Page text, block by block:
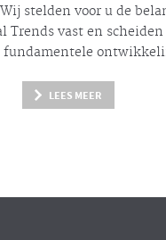
stelden voor u de
Trends vast en
LEES MEER